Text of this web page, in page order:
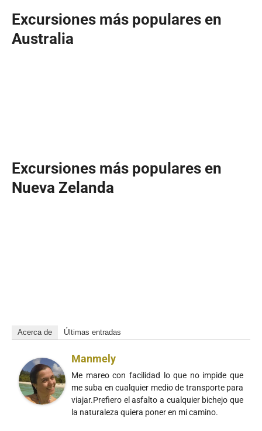
Excursiones más populares en
Australia
Excursiones más populares en
Nueva Zelanda
Acerca de Últimas entradas
Manmely
Me mareo con facilidad lo que no impide que
me suba en cualquier medio de transporte para
viajar.Prefiero el asfalto a cualquier bichejo que
la naturaleza quiera poner en mi camino.